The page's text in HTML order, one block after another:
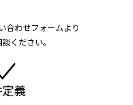
合わせフォームより
ください。
義